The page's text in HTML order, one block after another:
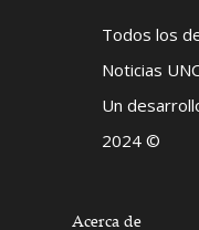
Todos los
Noticias
Un
2024 ©
Acerca de